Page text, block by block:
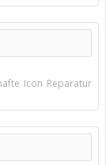
Icon Reparatur